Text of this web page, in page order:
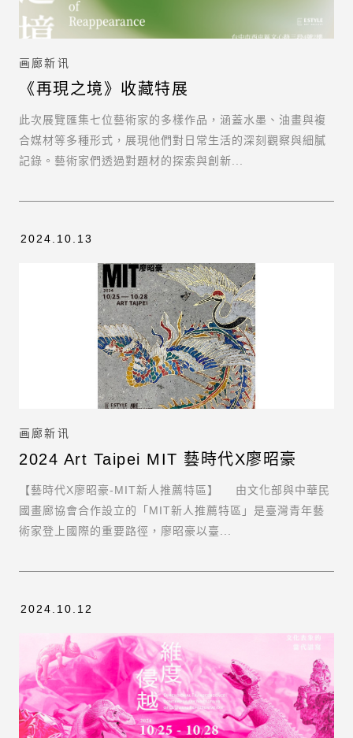
画廊新讯
《再現之境》收藏特展
此次展覽匯集七位藝術家的多樣作品，涵蓋水墨、油畫與複
合媒材等多種形式，展現他們對日常生活的深刻觀察與細膩
記錄。藝術家們透過對題材的探索與創新...
2024.10.13
画廊新讯
2024 Art Taipei MIT 藝時代X廖昭豪
【藝時代X廖昭豪-MIT新人推薦特區】 ⠀ 由文化部與中華⺠
國畫廊協會合作設立的「MIT新人推薦特區」是臺灣青年藝
術家登上國際的重要路徑，廖昭豪以臺...
2024.10.12
感谢您的订
email!